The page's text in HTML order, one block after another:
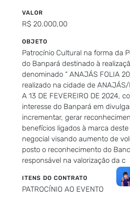
VALOR
R$ 20.000,00
OBJETO
Patrocínio Cultural na forma da
do Banpará destinado à
denominado “ ANAJÁS FOLIA
realizado na cidade de ANAJÁS/
A 13 DE FEVEREIRO DE 2024,
interesse do Banpará em
incrementar, gerar
benefícios ligados à marca
negocial visando aumento de
posto o reconhecimento do
responsável na valorização da c
ITENS DO CONTRATO
PATROCÍNIO AO EVENTO